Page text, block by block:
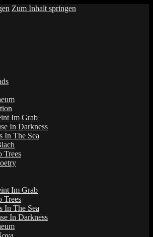
Zum Inhalt springen
Im Grab
In Darkness
In The Sea
Trees
Im Grab
Trees
In The Sea
In Darkness